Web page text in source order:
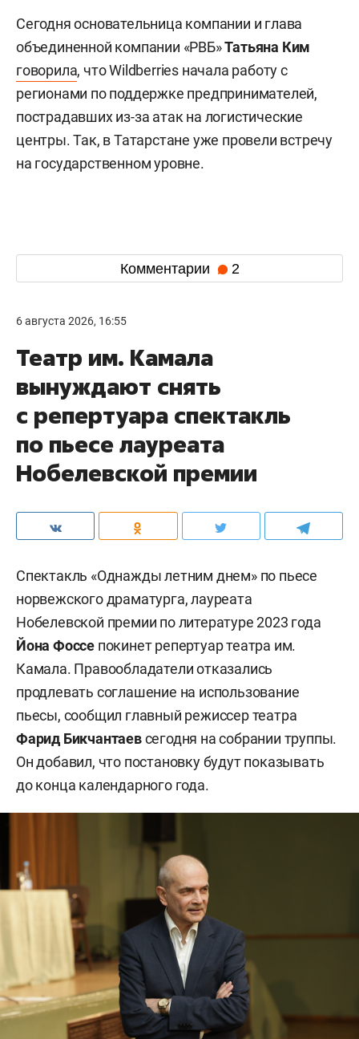
Сегодня основательница компании и глава
объединенной компании «РВБ»Татьяна Ким
говорила, что Wildberries начала работу с
регионами по поддержке предпринимателей,
пострадавших из-за атак на логистические
центры. Так, в Татарстане уже провели встречу
на государственном уровне.
Комментарии 2
6 августа 2026, 16:55
Театр им. Камала
вынуждают снять
с репертуара спектакль
по пьесе лауреата
Нобелевской премии
Спектакль «Однажды летним днем» по пьесе
норвежского драматурга, лауреата
Нобелевской премии по литературе 2023 года
Йона Фоссе покинет репертуар театра им.
Камала. Правообладатели отказались
продлевать соглашение на использование
пьесы, сообщил главный режиссер театра
Фарид Бикчантаевсегодня на собрании труппы.
Он добавил, что постановку будут показывать
до конца календарного года.